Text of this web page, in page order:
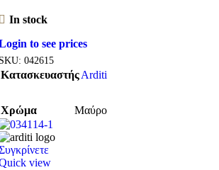
In stock
to see prices
042615
ΚατασκευαστήςArditi
Χρώμα Μαύρο
view